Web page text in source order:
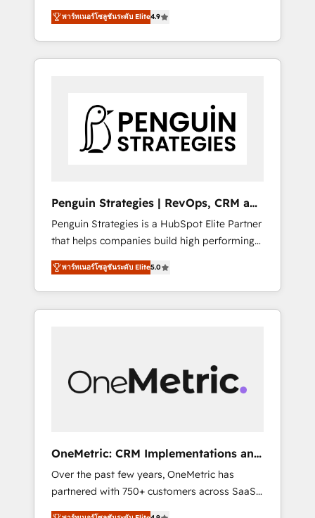
development, and project management. We
have 100% US-based, FTE team members.
We offer project-based and managed
services engagements that include new
extensibility, custom development, and
ongoing RevOps support.
consolidation va recomposer le marché.
Seules survivront les entreprises qui auront
réussi leur transformation. Le problème ?
58% des dirigeants savent que l'IA est vitale
leurs données. C'est le paradoxe français :
conscience totale, action nulle. La solution
s'appelle l'Entreprise Augmentée. Ce n'est pas
Pas pour remplacer l'humain, mais pour
l'augmenter. Chez Ideagency, nous
accompagnons cette transformation. D'abord
les fondations : des données unifiées, des
processus alignés. Ensuite l'augmentation :
l'IA là où elle crée de la valeur. Et surtout :
l'humain qui reste au centre. Parce que la
พาร์ทเนอร์โซลูชันระดับ Elite4.9
Penguin Strategies | RevOps, CRM and
AI
Penguin Strategies is a HubSpot Elite Partner
that helps companies build high performing
revenue operations across complex sales
cycles, multi system environments and global
SaaS or manufacturing teams. Trusted by
leading enterprises and fast growing scale
architecture 🔗 CRM migrations & End to end
integrations 🤖 AI workflows & enrichment 📘
rely on for scalable revenue insights.
พาร์ทเนอร์โซลูชันระดับ Elite5.0
OneMetric: CRM Implementations and
GTM engineering
Over the past few years, OneMetric has
partnered with 750+ customers across SaaS,
fintech, healthcare, real estate, and other